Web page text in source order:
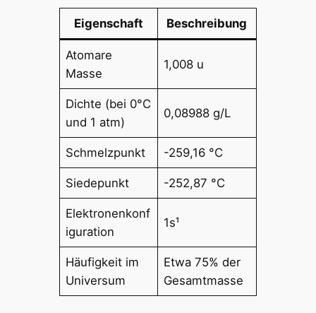
Eigenschaft Beschreibung
Atomare
Masse
1,008 u
Dichte (bei 0°C
und 1 atm)
0,08988 g/L
Schmelzpunkt -259,16 °C
Siedepunkt -252,87 °C
Elektronenkonf
iguration
1s¹
Häufigkeit im
Universum
Etwa 75% der
Gesamtmasse